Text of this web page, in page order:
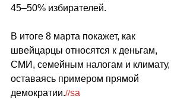
45–50% избирателей.
В итоге 8 марта покажет, как
швейцарцы относятся к деньгам,
СМИ, семейным налогам и климату,
оставаясь примером прямой
демократии.//sa